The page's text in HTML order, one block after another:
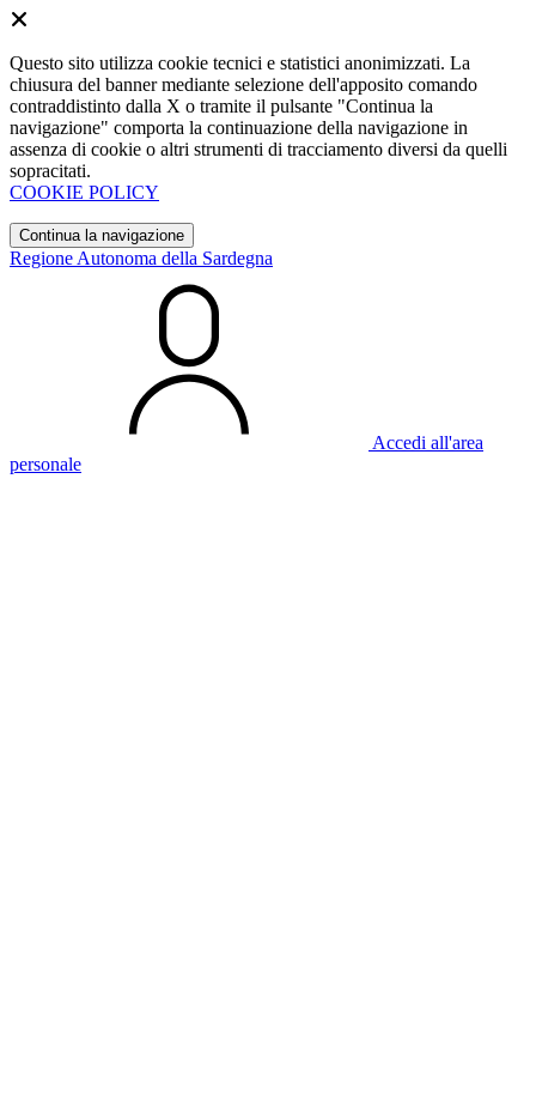
Questo sito utilizza cookie tecnici e statistici anonimizzati. La
chiusura del banner mediante selezione dell'apposito comando
contraddistinto dalla X o tramite il pulsante "Continua la
navigazione" comporta la continuazione della navigazione in
assenza di cookie o altri strumenti di tracciamento diversi da quelli
sopracitati.
COOKIE POLICY
Continua la navigazione
Regione Autonoma della Sardegna
Accedi all'area
personale